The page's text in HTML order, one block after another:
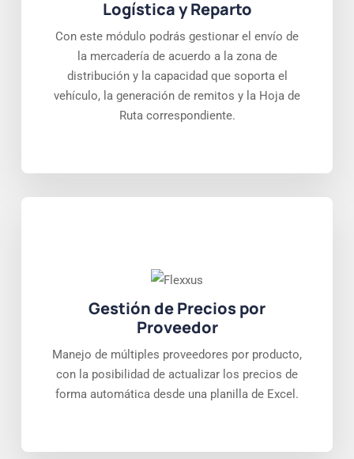
Logística y Reparto
Con este módulo podrás gestionar el envío de
la mercadería de acuerdo a la zona de
distribución y la capacidad que soporta el
vehículo, la generación de remitos y la Hoja de
Ruta correspondiente.
Gestión de Precios por
Proveedor
Manejo de múltiples proveedores por producto,
con la posibilidad de actualizar los precios de
forma automática desde una planilla de Excel.